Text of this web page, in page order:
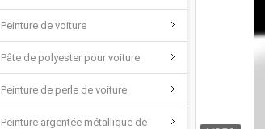
Peinture de voiture
Pâte de polyester pour voiture
Peinture de perle de voiture
Peinture argentée métallique de